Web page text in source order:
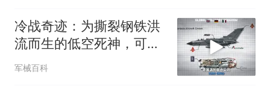
冷战奇迹：为撕裂钢铁洪
流而生的低空死神，可变
后掠翼的全能风暴
军械百科